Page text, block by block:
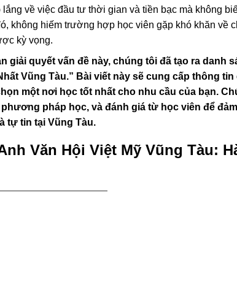
lắng về việc đầu tư thời gian và tiền bạc mà không
không hiếm trường hợp học viên gặp khó khăn về
kỳ vọng.
giải quyết vấn đề này, chúng tôi đã tạo ra danh
Vũng Tàu.” Bài viết này sẽ cung cấp thông
một nơi học tốt nhất cho nhu cầu của bạn.
pháp học, và đánh giá từ học viên để
tự tin tại Vũng Tàu.
Văn Hội Việt Mỹ Vũng Tàu: